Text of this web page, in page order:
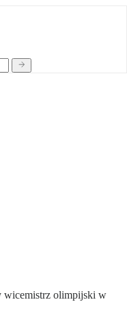
wicemistrz olimpijski w